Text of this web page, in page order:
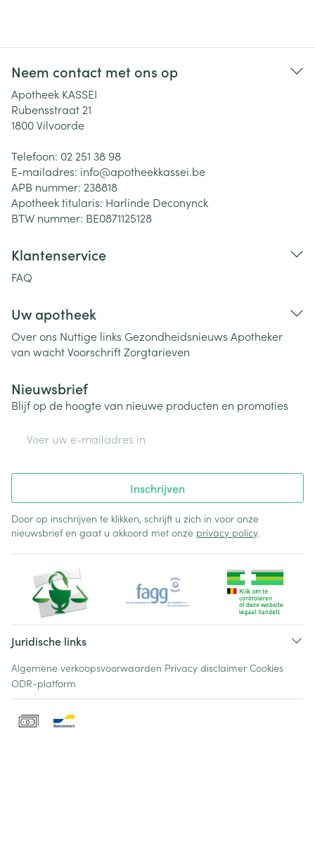
Neem contact met ons op
Apotheek KASSEI
Rubensstraat 21
1800Vilvoorde
Telefoon: 02 251 38 98
E-mailadres: info@apotheekkassei.be
APB nummer: 238818
Apotheek titularis: Harlinde Deconynck
BTW nummer: BE0871125128
Klantenservice
FAQ
Uw apotheek
Over ons Nuttige links Gezondheidsnieuws Apotheker
van wachtVoorschriftZorgtarieven
Nieuwsbrief
Blijf op de hoogte van nieuwe producten en promoties
Inschrijven
Door op inschrijven te klikken, schrijft u zich in voor onze
nieuwsbrief en gaat u akkoord met onze privacy policy.
Juridische links
Algemene verkoopsvoorwaarden Privacy disclaimer Cookies
ODR-platform